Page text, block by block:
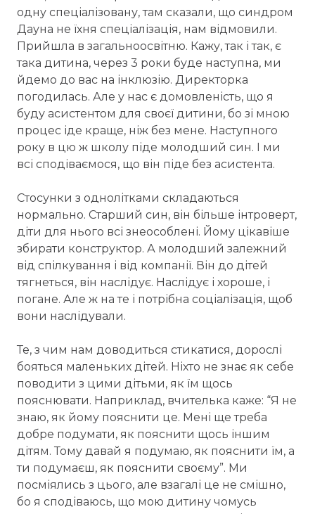
одну спеціалізовану, там сказали, що синдром
Дауна не їхня спеціалізація, нам відмовили.
Прийшла в загальноосвітню. Кажу, так і так, є
така дитина, через 3 роки буде наступна, ми
йдемо до вас на інклюзію. Директорка
погодилась. Але у нас є домовленість, що я
буду асистентом для своєї дитини, бо зі мною
процес іде краще, ніж без мене. Наступного
року в цю ж школу піде молодший син. І ми
всі сподіваємося, що він піде без асистента.
Стосунки з однолітками складаються
нормально. Старший син, він більше інтроверт,
діти для нього всі знеособлені. Йому цікавіше
збирати конструктор. А молодший залежний
від спілкування і від компанії. Він до дітей
тягнеться, він наслідує. Наслідує і хороше, і
погане. Але ж на те і потрібна соціалізація, щоб
вони наслідували.
Те, з чим нам доводиться стикатися, дорослі
бояться маленьких дітей. Ніхто не знає як себе
поводити з цими дітьми, як їм щось
пояснювати. Наприклад, вчителька каже: “Я не
знаю, як йому пояснити це. Мені ще треба
добре подумати, як пояснити щось іншим
дітям. Тому давай я подумаю, як пояснити їм, а
ти подумаєш, як пояснити своєму”. Ми
посміялись з цього, але взагалі це не смішно,
бо я сподіваюсь, що мою дитину чомусь